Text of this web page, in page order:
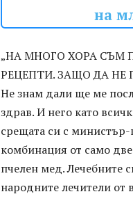
на
„НА МНОГО ХОРА СЪМ
РЕЦЕПТИ. ЗАЩО ДА НЕ
Не знам дали ще ме
здрав. И него като
срещата си с министър-
комбинация от само две
пчелен мед. Лечебните
народните лечители от